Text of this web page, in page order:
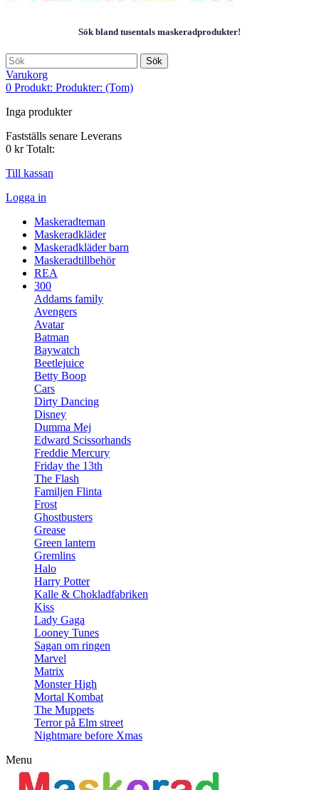
Sök bland tusentals maskeradprodukter!
Sök
Varukorg
0 Produkt: Produkter: (Tom)
Inga produkter
Fastställs senare Leverans
0 kr Totalt:
Till kassan
Logga in
Maskeradteman
Maskeradkläder
Maskeradkläder barn
Maskeradtillbehör
REA
300
Addams family
Avengers
Avatar
Batman
Baywatch
Beetlejuice
Betty Boop
Cars
Dirty Dancing
Disney
Dumma Mej
Edward Scissorhands
Freddie Mercury
Friday the 13th
The Flash
Familjen Flinta
Frost
Ghostbusters
Grease
Green lantern
Gremlins
Halo
Harry Potter
Kalle & Chokladfabriken
Kiss
Lady Gaga
Looney Tunes
Sagan om ringen
Marvel
Matrix
Monster High
Mortal Kombat
The Muppets
Terror på Elm street
Nightmare before Xmas
Menu